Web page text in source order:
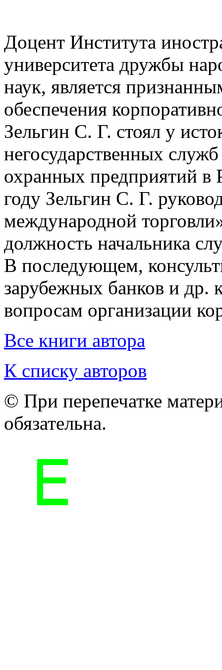
Доцент Института
университета дружбы
наук, является
обеспечения
Зельгин С. Г. стоял у
негосударственных
охранных предприятий в
году Зельгин С. Г.
международной
должность начальника
В последующем,
зарубежных банков и др.
вопросам организации
Все книги автора
К списку авторов
© При перепечатке
обязательна.